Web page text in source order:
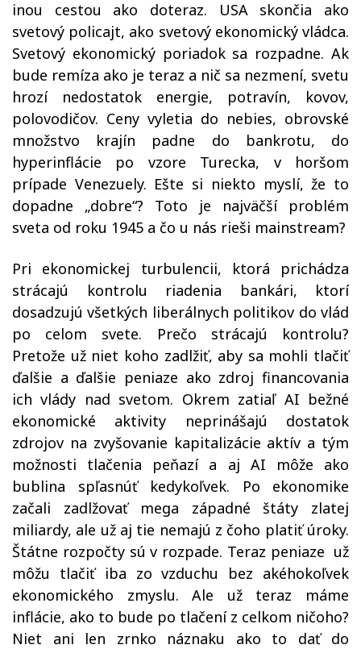
inou cestou ako doteraz. USA skončia ako
svetový policajt, ako svetový ekonomický vládca.
Svetový ekonomický poriadok sa rozpadne. Ak
bude remíza ako je teraz a nič sa nezmení, svetu
hrozí nedostatok energie, potravín, kovov,
polovodičov. Ceny vyletia do nebies, obrovské
množstvo krajín padne do bankrotu, do
hyperinflácie po vzore Turecka, v horšom
prípade Venezuely. Ešte si niekto myslí, že to
dopadne „dobre“? Toto je najväčší problém
sveta od roku 1945 a čo u nás rieši mainstream?
Pri ekonomickej turbulencii, ktorá prichádza
strácajú kontrolu riadenia bankári, ktorí
dosadzujú všetkých liberálnych politikov do vlád
po celom svete. Prečo strácajú kontrolu?
Pretože už niet koho zadlžiť, aby sa mohli tlačiť
ďalšie a ďalšie peniaze ako zdroj financovania
ich vlády nad svetom. Okrem zatiaľ AI bežné
ekonomické aktivity neprinášajú dostatok
zdrojov na zvyšovanie kapitalizácie aktív a tým
možnosti tlačenia peňazí a aj AI môže ako
bublina spľasnúť kedykoľvek. Po ekonomike
začali zadlžovať mega západné štáty zlatej
miliardy, ale už aj tie nemajú z čoho platiť úroky.
Štátne rozpočty sú v rozpade. Teraz peniaze už
môžu tlačiť iba zo vzduchu bez akéhokoľvek
ekonomického zmyslu. Ale už teraz máme
inflácie, ako to bude po tlačení z celkom ničoho?
Niet ani len zrnko náznaku ako to dať do